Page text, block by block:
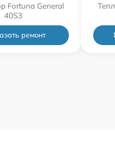
Fortuna General
40S3
ремонт